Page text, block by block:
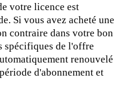
votre licence est
Si vous avez acheté une
contraire dans votre bon
spécifiques de l'offre
renouvelé
d'abonnement et